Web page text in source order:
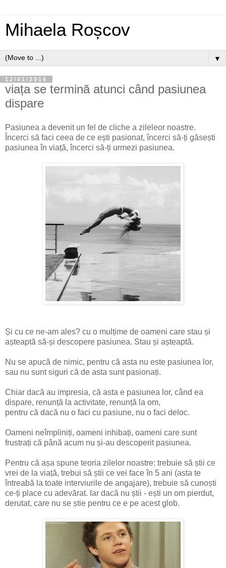
Mihaela Roșcov
▼
12/01/2016
viața se termină atunci când pasiunea
dispare
Pasiunea a devenit un fel de cliche a zileleor noastre.
Încerci să faci ceea de ce ești pasionat, încerci să-ți găsești
pasiunea în viață, încerci să-ți urmezi pasiunea.
Și cu ce ne-am ales? cu o mulțime de oameni care stau și
așteaptă să-și descopere pasiunea. Stau și așteaptă.
Nu se apucă de nimic, pentru că asta nu este pasiunea lor,
sau nu sunt siguri că de asta sunt pasionați.
Chiar dacă au impresia, că asta e pasiunea lor, când ea
dispare, renunță la activitate, renunță la om,
pentru că dacă nu o faci cu pasiune, nu o faci deloc.
Oameni neîmpliniți, oameni inhibați, oameni care sunt
frustrați că până acum nu și-au descoperit pasiunea.
Pentru că așa spune teoria zilelor noastre: trebuie să știi ce
vrei de la viață, trebui să știi ce vei face în 5 ani (asta te
întreabă la toate interviurile de angajare), trebuie să cunoști
ce-ți place cu adevărat. Iar dacă nu știi - ești un om pierdut,
derutat, care nu se știe pentru ce e pe acest glob.